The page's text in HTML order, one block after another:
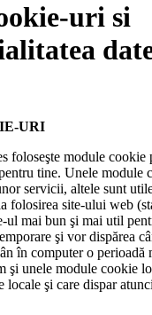
uri si
URI
foloseşte module cookie
tine. Unele module
servicii, altele sunt
folosirea site-ului web
ul mai bun şi mai util
şi vor dispărea
în computer o perioadă
şi unele module cookie
locale şi care dispar